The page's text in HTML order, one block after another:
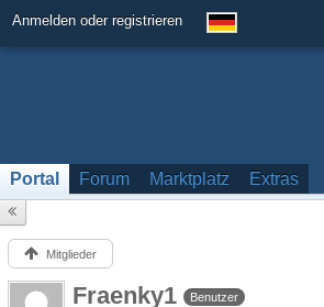
Anmelden oder registrieren
Portal Forum Marktplatz Extras
Mitglieder
Fraenky1
Benutzer